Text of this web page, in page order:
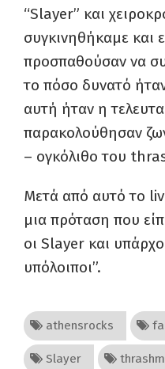
“Slayer” και
συγκινηθήκαμε και
προσπαθούσαν να
το πόσο δυνατό
αυτή ήταν η
παρακολούθησαν
– ογκόλιθο του
Μετά από αυτό το
μια πρόταση που
οι Slayer και
υπόλοιποι”.
athensrocks
Slayer